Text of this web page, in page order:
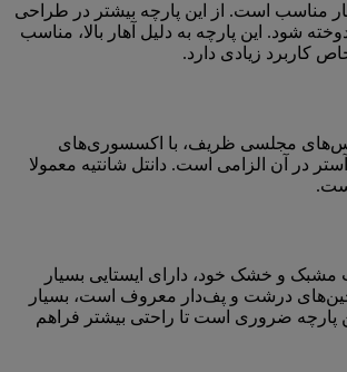
مناسب است. از این پارچه بیشتر در طراحی
شود. این پارچه به دلیل آهار بالا، مناسب
کاربرد زیادی دارد.
مجلسی ظریف، با اکسسوری‌های
در آن الزامی است. دانتل شانتیه معمولا
مشبک و خشک خود، دارای ایستایی بسیار
چین‌های درشت و پف‌دار معروف است، بسیار
پارچه ضروری است تا راحتی بیشتر فراهم